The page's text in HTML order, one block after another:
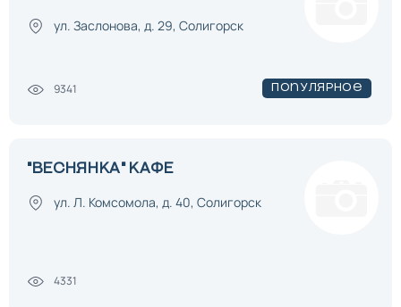
Популярное
ул. Заслонова, д. 29, Солигорск
9341
"ВЕСНЯНКА" КАФЕ
ул. Л. Комсомола, д. 40, Солигорск
4331